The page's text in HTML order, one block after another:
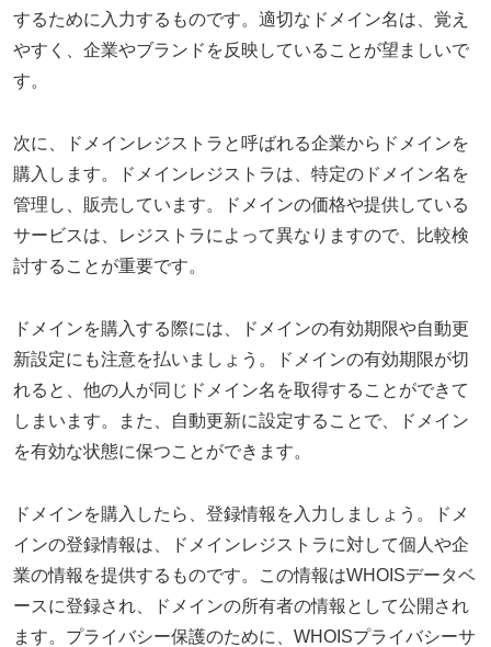
するために入力するものです。適切なドメイン名は、覚え
やすく、企業やブランドを反映していることが望ましいで
す。
次に、ドメインレジストラと呼ばれる企業からドメインを
購入します。ドメインレジストラは、特定のドメイン名を
管理し、販売しています。ドメインの価格や提供している
サービスは、レジストラによって異なりますので、比較検
討することが重要です。
ドメインを購入する際には、ドメインの有効期限や自動更
新設定にも注意を払いましょう。ドメインの有効期限が切
れると、他の人が同じドメイン名を取得することができて
しまいます。また、自動更新に設定することで、ドメイン
を有効な状態に保つことができます。
ドメインを購入したら、登録情報を入力しましょう。ドメ
インの登録情報は、ドメインレジストラに対して個人や企
業の情報を提供するものです。この情報はWHOISデータベ
ースに登録され、ドメインの所有者の情報として公開され
ます。プライバシー保護のために、WHOISプライバシーサ